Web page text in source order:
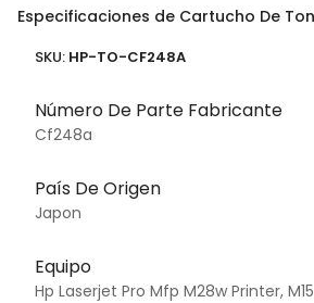
Especificaciones de Cartucho De
SKU: HP-TO-CF248A
Número De Parte Fabricante
Cf248a
País De Origen
Japon
Equipo
Hp Laserjet Pro Mfp M28w Printer,